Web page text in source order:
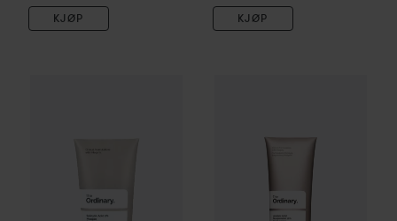
KJØP KJØP